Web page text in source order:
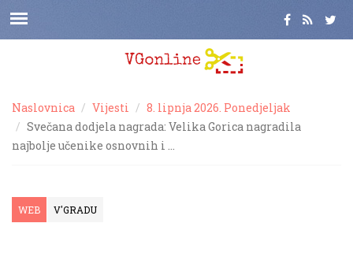
Naslovnica Vijesti
8. lipnja 2026. Ponedjeljak
Svečana dodjela nagrada: Velika Gorica nagradila
najbolje učenike osnovnih i …
WEB V'GRADU